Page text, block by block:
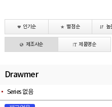
인기순 별점순 높
제조사순 제품명순
Drawmer
Series 없음